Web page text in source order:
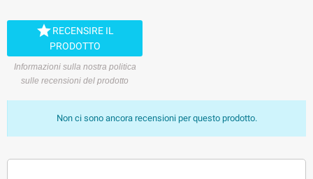
RECENSIRE IL
PRODOTTO
Informazioni sulla nostra politica
sulle recensioni del prodotto
Non ci sono ancora recensioni per questo prodotto.